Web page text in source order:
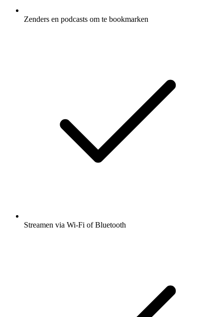
Zenders en podcasts om te bookmarken
Streamen via Wi-Fi of Bluetooth